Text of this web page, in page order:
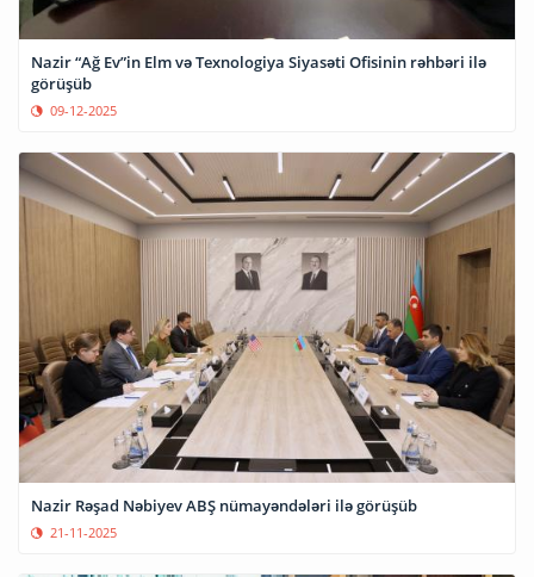
Nazir “Ağ Ev”in Elm və Texnologiya Siyasəti Ofisinin rəhbəri ilə
görüşüb
09-12-2025
Nazir Rəşad Nəbiyev ABŞ nümayəndələri ilə görüşüb
21-11-2025